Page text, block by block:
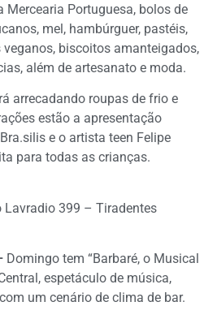
Mercearia Portuguesa, bolos de
mel, hambúrguer, pastéis,
biscoitos amanteigados,
além de artesanato e moda.
arrecadando roupas de frio e
estão a apresentação
e o artista teen Felipe
para todas as crianças.
Lavradio 399 – Tiradentes
Domingo tem “Barbaré, o Musical
espetáculo de música,
um cenário de clima de bar.